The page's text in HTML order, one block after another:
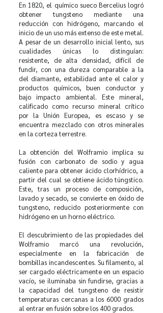
En 1820, el químico sueco Bercelius logró
obtener tungsteno mediante una
reducción con hidrógeno, marcando el
inicio de un uso más extenso de este metal.
A pesar de un desarrollo inicial lento, sus
cualidades únicas lo distinguían:
resistente, de alta densidad, difícil de
fundir, con una dureza comparable a la
del diamante, estabilidad ante el calor y
productos químicos, buen conductor y
bajo impacto ambiental. Este mineral,
calificado como recurso mineral crítico
por la Unión Europea, es escaso y se
encuentra mezclado con otros minerales
en la corteza terrestre.
La obtención del Wolframio implica su
fusión con carbonato de sodio y agua
caliente para obtener ácido clorhídrico, a
partir del cual se obtiene ácido túngstico.
Este, tras un proceso de composición,
lavado y secado, se convierte en óxido de
tungsteno, reducido posteriormente con
hidrógeno en un horno eléctrico.
El descubrimiento de las propiedades del
Wolframio marcó una revolución,
especialmente en la fabricación de
bombillas incandescentes. Su filamento, al
ser cargado eléctricamente en un espacio
vacío, se iluminaba sin fundirse, gracias a
la capacidad del tungsteno de resistir
temperaturas cercanas a los 6000 grados
al entrar en fusión sobre los 400 grados.